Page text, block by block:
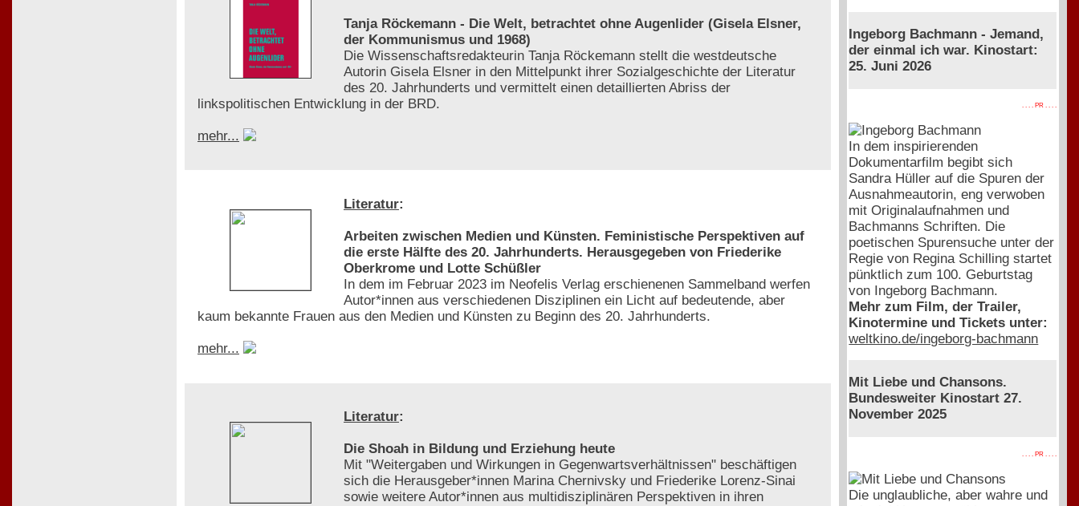
Tanja Röckemann - Die Welt, betrachtet ohne Augenlider (Gisela Elsner,
der Kommunismus und 1968)
Die Wissenschaftsredakteurin Tanja Röckemann stellt die westdeutsche
Autorin Gisela Elsner in den Mittelpunkt ihrer Sozialgeschichte der Literatur
des 20. Jahrhunderts und vermittelt einen detaillierten Abriss der
linkspolitischen Entwicklung in der BRD.
mehr...
Literatur:
Arbeiten zwischen Medien und Künsten. Feministische Perspektiven auf
die erste Hälfte des 20. Jahrhunderts. Herausgegeben von Friederike
Oberkrome und Lotte Schüßler
In dem im Februar 2023 im Neofelis Verlag erschienenen Sammelband werfen
Autor*innen aus verschiedenen Disziplinen ein Licht auf bedeutende, aber
kaum bekannte Frauen aus den Medien und Künsten zu Beginn des 20. Jahrhunderts.
mehr...
Literatur:
Die Shoah in Bildung und Erziehung heute
Mit "Weitergaben und Wirkungen in Gegenwartsverhältnissen" beschäftigen
sich die Herausgeber*innen Marina Chernivsky und Friederike Lorenz-Sinai
sowie weitere Autor*innen aus multidisziplinären Perspektiven in ihren
Ingeborg Bachmann - Jemand,
der einmal ich war. Kinostart:
25. Juni 2026
. . . . PR . . . .
In dem inspirierenden
Dokumentarfilm begibt sich
Sandra Hüller auf die Spuren der
Ausnahmeautorin, eng verwoben
mit Originalaufnahmen und
Bachmanns Schriften. Die
poetischen Spurensuche unter der
Regie von Regina Schilling startet
pünktlich zum 100. Geburtstag
von Ingeborg Bachmann.
Mehr zum Film, der Trailer,
Kinotermine und Tickets unter:
weltkino.de/ingeborg-bachmann
Mit Liebe und Chansons.
Bundesweiter Kinostart 27.
November 2025
. . . . PR . . . .
Die unglaubliche, aber wahre und